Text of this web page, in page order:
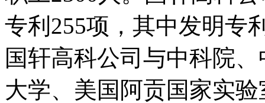
专利255项，其中发明专
国轩高科公司与中科院
大学、美国阿贡国家实